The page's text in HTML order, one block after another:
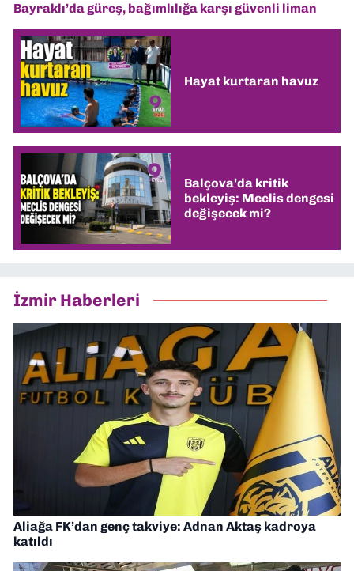
Bayraklı’da güreş, bağımlılığa karşı güvenli liman
Hayat kurtaran havuz
Balçova’da kritik
bekleyiş: Meclis dengesi
değişecek mi?
İzmir Haberleri
Aliağa FK’dan genç takviye: Adnan Aktaş kadroya
katıldı